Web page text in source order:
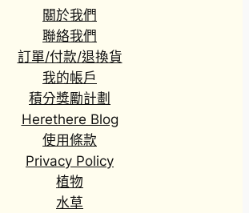
關於我們
聯絡我們
訂單/付款/退換貨
我的帳戶
積分獎勵計劃
Herethere Blog
使用條款
Privacy Policy
植物
水草